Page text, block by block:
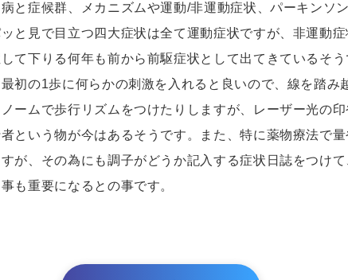
と症候群、メカニズムや運動/非運動症状、パーキンソ
と見で目立つ四大症状は全て運動症状ですが、非運動症
て下りる何年も前から前駆症状として出てきているそ
初の1歩に何らかの刺激を入れると良いので、線を踏み
ームで歩行リズムをつけたりしますが、レーザー光の
という物が今はあるそうです。また、特に薬物療法で
が、その為にも調子がどうか記入する症状日誌をつけ
も重要になるとの事です。